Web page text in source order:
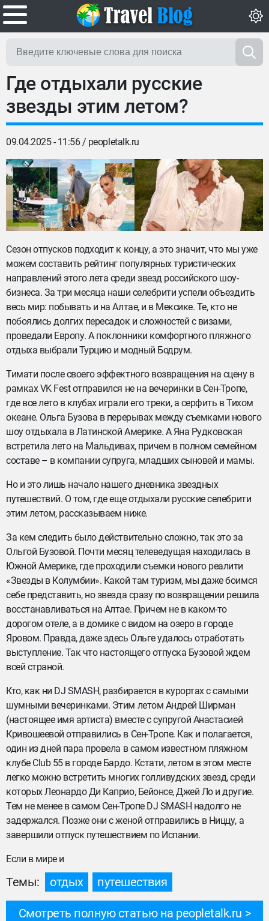
Где отдыхали русские
звезды этим летом?
09.04.2025 - 11:56 / peopletalk.ru
Сезон отпусков подходит к концу, а это значит, что мы уже
можем составить рейтинг популярных туристических
направлений этого лета среди звезд российского шоу-
бизнеса. За три месяца наши селебрити успели объездить
весь мир: побывать и на Алтае, и в Мексике. Те, кто не
побоялись долгих пересадок и сложностей с визами,
проведали Европу. А поклонники комфортного пляжного
отдыха выбрали Турцию и модный Бодрум.
Тимати после своего эффектного возвращения на сцену в
рамках VK Fest отправился не на вечеринки в Сен-Тропе,
где все лето в клубах играли его треки, а серфить в Тихом
океане. Ольга Бузова в перерывах между съемками нового
шоу отдыхала в Латинской Америке. А Яна Рудковская
встретила лето на Мальдивах, причем в полном семейном
составе – в компании супруга, младших сыновей и мамы.
Но и это лишь начало нашего дневника звездных
путешествий. О том, где еще отдыхали русские селебрити
этим летом, рассказываем ниже.
За кем следить было действительно сложно, так это за
Ольгой Бузовой. Почти месяц телеведущая находилась в
Южной Америке, где проходили съемки нового реалити
«Звезды в Колумбии». Какой там туризм, мы даже боимся
себе представить, но звезда сразу по возвращении решила
восстанавливаться на Алтае. Причем не в каком-то
дорогом отеле, а в домике с видом на озеро в городе
Яровом. Правда, даже здесь Ольге удалось отработать
выступление. Так что настоящего отпуска Бузовой ждем
всей страной.
Кто, как ни DJ SMASH, разбирается в курортах с самыми
шумными вечеринками. Этим летом Андрей Ширман
(настоящее имя артиста) вместе с супругой Анастасией
Кривошеевой отправились в Сен-Тропе. Как и полагается,
один из дней пара провела в самом известном пляжном
клубе Club 55 в городе Бардо. Кстати, летом в этом месте
легко можно встретить многих голливудских звезд, среди
которых Леонардо Ди Каприо, Бейонсе, Джей Ло и другие.
Тем не менее в самом Сен-Тропе DJ SMASH надолго не
задержался. Позже они с женой отправились в Ниццу, а
завершили отпуск путешествием по Испании.
Если в мире и
Темы: отдых путешествия
Смотреть полную статью на peopletalk.ru